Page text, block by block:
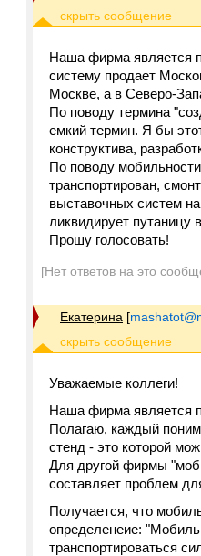
Наша фирма является
систему продает
Москве, а в Северо-
По поводу термина
емкий термин. Я бы
конструктива,
По поводу
транспортирован,
выставочных систем
ликвидирует путаницу
Прошу голосовать!
[Нет ответов на это
Екатерина [
Уважаемые коллеги!
Наша фирма является
Полагаю, каждый
стенд - это которой
Для другой фирмы
составляет проблем
Получается, что
определенеие:
транспортироваться